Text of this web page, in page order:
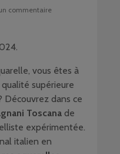
commentaire
vous êtes à
qualité supérieure
dans ce
Toscana de
expérimentée.
italien en